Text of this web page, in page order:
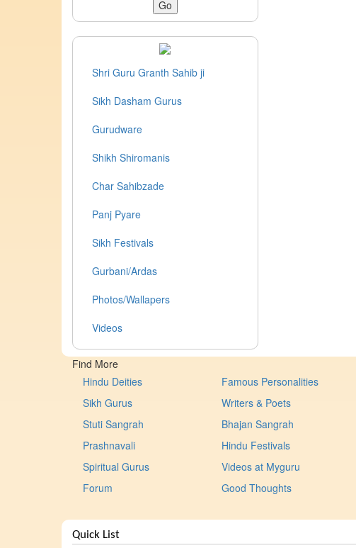
Shri Guru Granth Sahib ji
Sikh Dasham Gurus
Gurudware
Shikh Shiromanis
Char Sahibzade
Panj Pyare
Sikh Festivals
Gurbani/Ardas
Photos/Wallapers
Videos
Find More
Hindu Deities
Sikh Gurus
Stuti Sangrah
Prashnavali
Spiritual Gurus
Forum
Famous Personalities
Writers & Poets
Bhajan Sangrah
Hindu Festivals
Videos at Myguru
Good Thoughts
Quick List